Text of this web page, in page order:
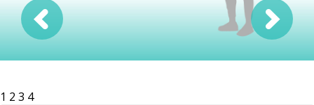
1 2 3 4